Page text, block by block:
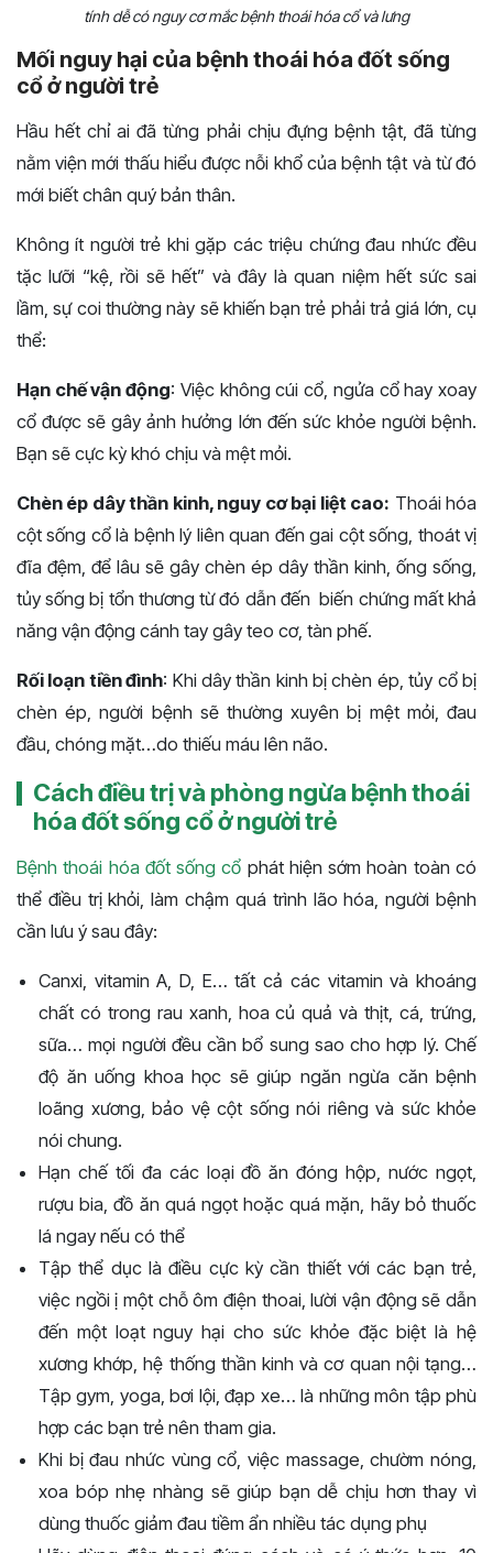
tính dễ có nguy cơ mắc bệnh thoái hóa cổ và lưng
Mối nguy hại của bệnh thoái hóa đốt sống
cổ ở người trẻ
Hầu hết chỉ ai đã từng phải chịu đựng bệnh tật, đã từng
nằm viện mới thấu hiểu được nỗi khổ của bệnh tật và từ đó
mới biết chân quý bản thân.
Không ít người trẻ khi gặp các triệu chứng đau nhức đều
tặc lưỡi “kệ, rồi sẽ hết” và đây là quan niệm hết sức sai
lầm, sự coi thường này sẽ khiến bạn trẻ phải trả giá lớn, cụ
thể:
Hạn chế vận động: Việc không cúi cổ, ngửa cổ hay xoay
cổ được sẽ gây ảnh hưởng lớn đến sức khỏe người bệnh.
Bạn sẽ cực kỳ khó chịu và mệt mỏi.
Chèn ép dây thần kinh, nguy cơ bại liệt cao: Thoái hóa
cột sống cổ là bệnh lý liên quan đến gai cột sống, thoát vị
đĩa đệm, để lâu sẽ gây chèn ép dây thần kinh, ống sống,
tủy sống bị tổn thương từ đó dẫn đến biến chứng mất khả
năng vận động cánh tay gây teo cơ, tàn phế.
Rối loạn tiền đình: Khi dây thần kinh bị chèn ép, tủy cổ bị
chèn ép, người bệnh sẽ thường xuyên bị mệt mỏi, đau
đầu, chóng mặt…do thiếu máu lên não.
Cách điều trị và phòng ngừa bệnh thoái
hóa đốt sống cổ ở người trẻ
Bệnh thoái hóa đốt sống cổ phát hiện sớm hoàn toàn có
thể điều trị khỏi, làm chậm quá trình lão hóa, người bệnh
cần lưu ý sau đây:
Canxi, vitamin A, D, E… tất cả các vitamin và khoáng
chất có trong rau xanh, hoa củ quả và thịt, cá, trứng,
sữa… mọi người đều cần bổ sung sao cho hợp lý. Chế
độ ăn uống khoa học sẽ giúp ngăn ngừa căn bệnh
loãng xương, bảo vệ cột sống nói riêng và sức khỏe
nói chung.
Hạn chế tối đa các loại đồ ăn đóng hộp, nước ngọt,
rượu bia, đồ ăn quá ngọt hoặc quá mặn, hãy bỏ thuốc
lá ngay nếu có thể
Tập thể dục là điều cực kỳ cần thiết với các bạn trẻ,
việc ngồi ị một chỗ ôm điện thoai, lười vận động sẽ dẫn
đến một loạt nguy hại cho sức khỏe đặc biệt là hệ
xương khớp, hệ thống thần kinh và cơ quan nội tạng…
Tập gym, yoga, bơi lội, đạp xe… là những môn tập phù
hợp các bạn trẻ nên tham gia.
Khi bị đau nhức vùng cổ, việc massage, chườm nóng,
xoa bóp nhẹ nhàng sẽ giúp bạn dễ chịu hơn thay vì
dùng thuốc giảm đau tiềm ẩn nhiều tác dụng phụ